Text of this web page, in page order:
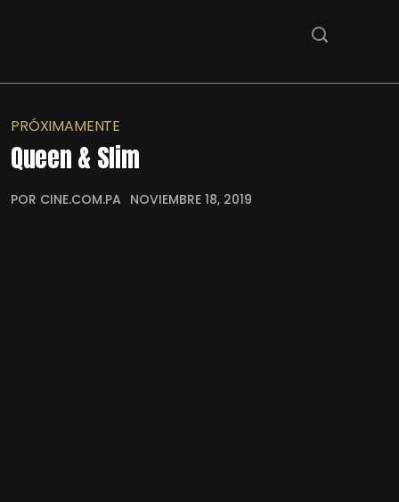
PRÓXIMAMENTE
Queen & Slim
POR CINE.COM.PA NOVIEMBRE 18, 2019